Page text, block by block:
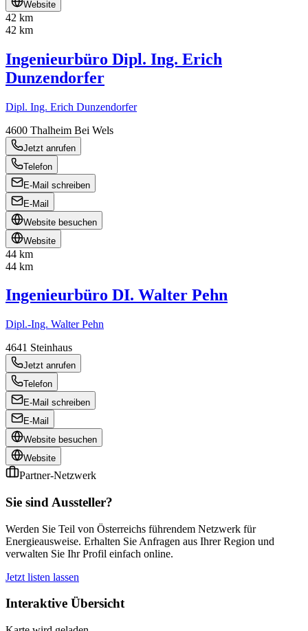
Website
42 km
42 km
Ingenieurbüro Dipl. Ing. Erich
Dunzendorfer
Dipl. Ing. Erich Dunzendorfer
4600 Thalheim Bei Wels
Jetzt anrufen
Telefon
E-Mail schreiben
E-Mail
Website besuchen
Website
44 km
44 km
Ingenieurbüro DI. Walter Pehn
Dipl.-Ing. Walter Pehn
4641 Steinhaus
Jetzt anrufen
Telefon
E-Mail schreiben
E-Mail
Website besuchen
Website
Partner-Netzwerk
Sie sind Aussteller?
Werden Sie Teil von Österreichs führendem Netzwerk für
Energieausweise. Erhalten Sie Anfragen aus Ihrer Region und
verwalten Sie Ihr Profil einfach online.
Jetzt listen lassen
Interaktive Übersicht